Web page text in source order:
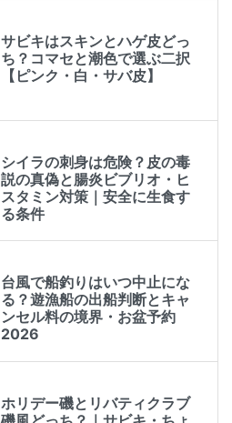
サビキはスキンとハゲ皮どっ
ち？コマセと潮色で選ぶ二択
【ピンク・白・サバ皮】
シイラの刺身は危険？皮の毒
説の真偽と腸炎ビブリオ・ヒ
スタミン対策｜安全に生食す
る条件
台風で船釣りはいつ中止にな
る？遊漁船の出船判断とキャ
ンセル料の境界・お盆予約
2026
ホリデー磯とリバティクラブ